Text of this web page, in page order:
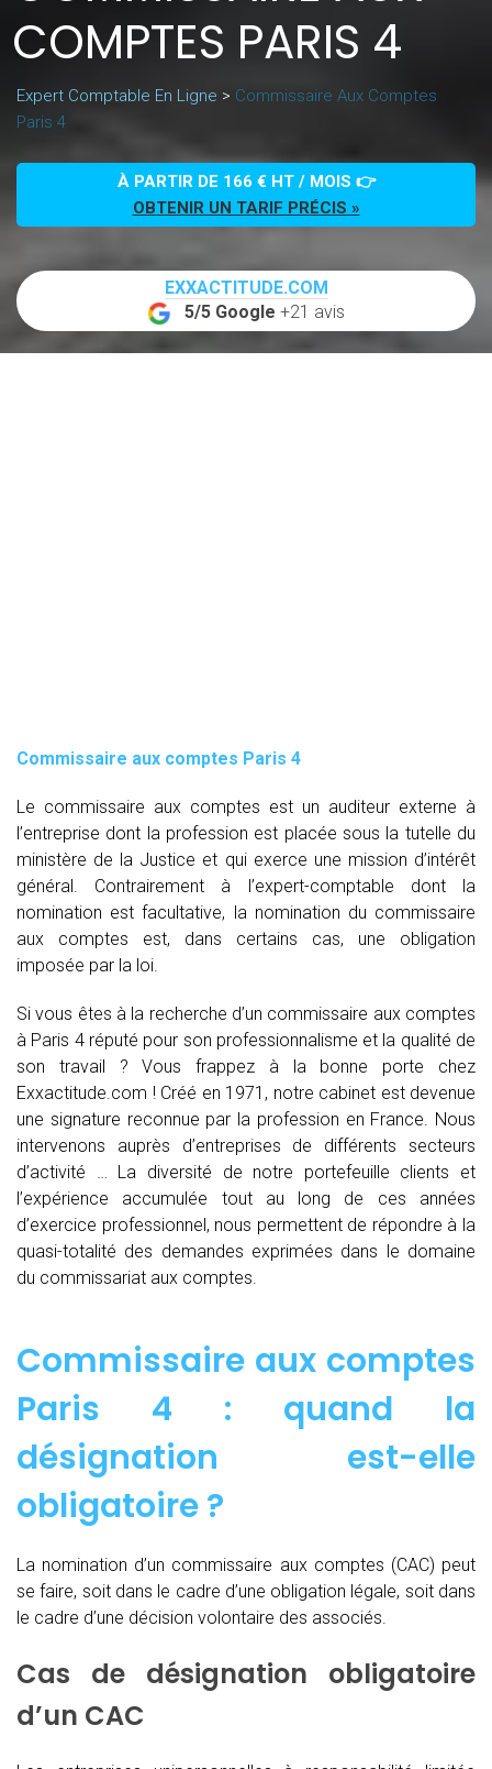
COMPTES PARIS 4
Expert Comptable En Ligne > Commissaire Aux Comptes
Paris 4
À PARTIR DE 166 € HT / MOIS 👉
OBTENIR UN TARIF PRÉCIS »
EXXACTITUDE.COM
5/5 Google +21 avis
Commissaire aux comptes Paris 4
Le commissaire aux comptes est un auditeur externe à
l’entreprise dont la profession est placée sous la tutelle du
ministère de la Justice et qui exerce une mission d’intérêt
général. Contrairement à l’expert-comptable dont la
nomination est facultative, la nomination du commissaire
aux comptes est, dans certains cas, une obligation
imposée par la loi.
Si vous êtes à la recherche d’un commissaire aux comptes
à Paris 4 réputé pour son professionnalisme et la qualité de
son travail ? Vous frappez à la bonne porte chez
Exxactitude.com ! Créé en 1971, notre cabinet est devenue
une signature reconnue par la profession en France. Nous
intervenons auprès d’entreprises de différents secteurs
d’activité … La diversité de notre portefeuille clients et
l’expérience accumulée tout au long de ces années
d’exercice professionnel, nous permettent de répondre à la
quasi-totalité des demandes exprimées dans le domaine
du commissariat aux comptes.
Commissaire aux comptes
Paris 4 : quand la
désignation est-elle
obligatoire ?
La nomination d’un commissaire aux comptes (CAC) peut
se faire, soit dans le cadre d’une obligation légale, soit dans
le cadre d’une décision volontaire des associés.
Cas de désignation obligatoire
d’un CAC